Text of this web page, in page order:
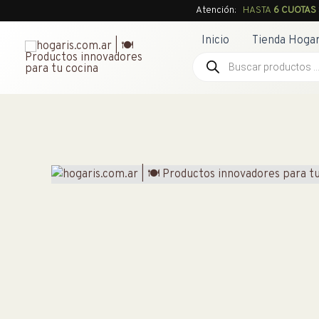
contenido
Atención: HASTA 6 CUOTAS
Inicio Tienda
Búsqueda